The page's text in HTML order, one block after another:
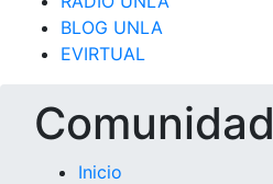
BLOG UNLA
EVIRTUAL
Comunidad
Inicio